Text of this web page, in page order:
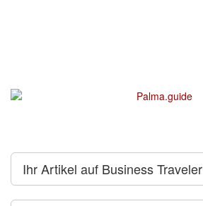
Ihr Artikel auf Business Traveler